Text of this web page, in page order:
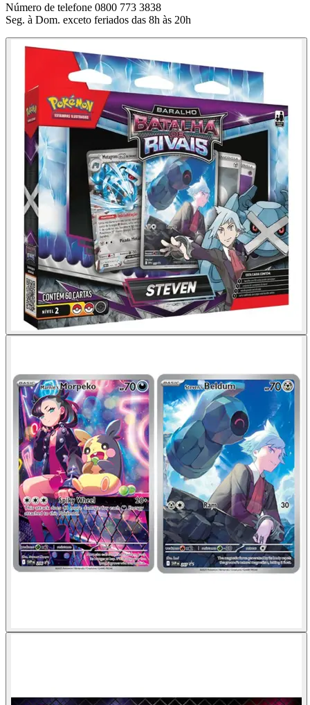
Número de telefone 0800 773 3838
Seg. à Dom. exceto feriados das 8h às 20h